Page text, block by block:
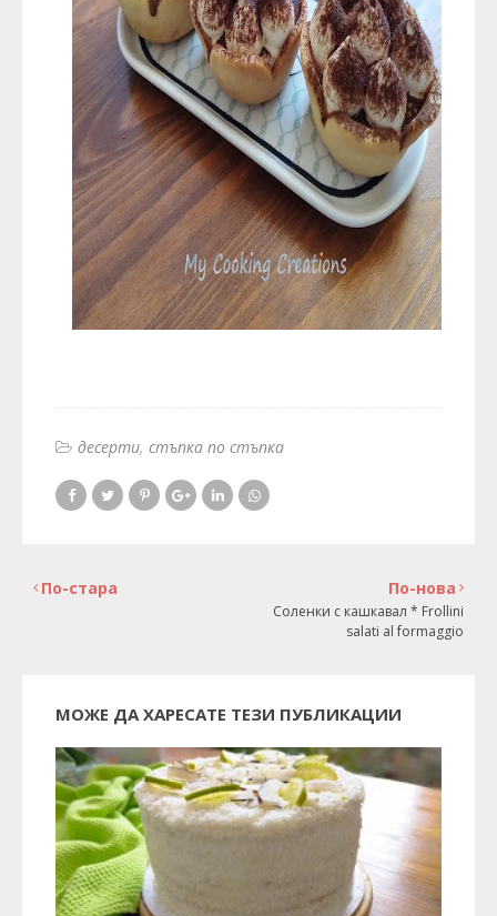
десерти стъпка по стъпка
По-нова
Соленки с кашкавал * Frollini
salati al formaggio
По-стара
МОЖЕ ДА ХАРЕСАТЕ ТЕЗИ ПУБЛИКАЦИИ